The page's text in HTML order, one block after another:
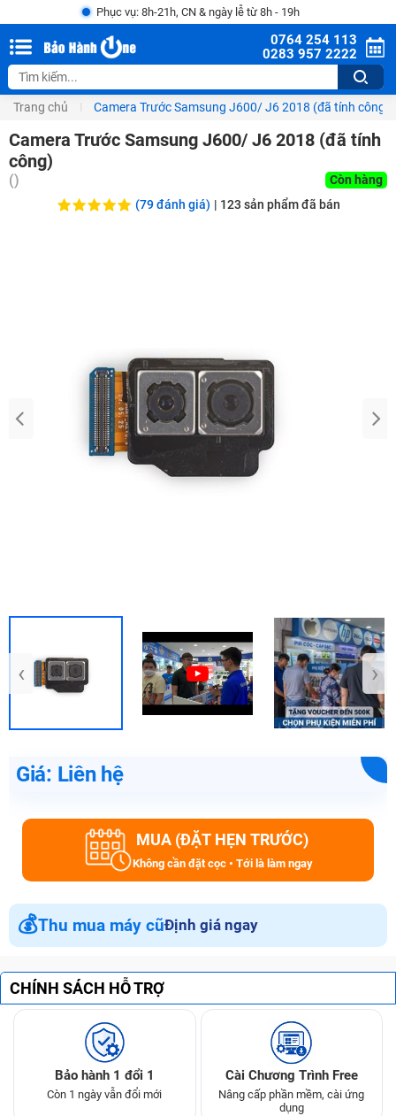
Phục vụ: 8h-21h, CN & ngày lễ từ 8h - 19h
0764 254 113
0283 957 2222
Trang chủ Camera Trước Samsung J600/ J6 2018 (đã tính công)
Camera Trước Samsung J600/ J6 2018 (đã tính
công)
()
Còn hàng
(79 đánh giá) | 123 sản phẩm đã bán
‹ ›
Giá: Liên hệ
MUA (ĐẶT HẸN TRƯỚC)
Không cần đặt cọc • Tới là làm ngay
💰Thu mua máy cũĐịnh giá ngay
CHÍNH SÁCH HỖ TRỢ
Bảo hành 1 đổi 1
Còn 1 ngày vẫn đổi mới
Cài Chương Trình Free
Nâng cấp phần mềm, cài ứng
dụng